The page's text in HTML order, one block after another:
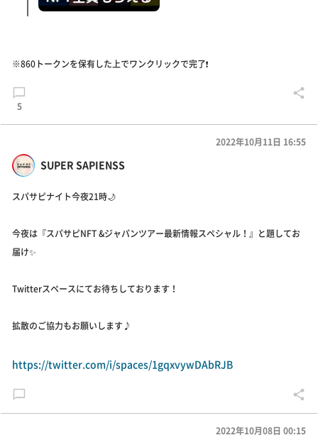
※860トークンを保有した上でワンクリックで完了❗️
5
SUPER SAPIENSS
2022年10月11日 16:55
スパサピナイト今夜21時🌙
今夜は『スパサピNFT &ジャパンツアー最新情報スペシャル！』と題してお
届け✨
Twitterスペースにてお待ちしております！
拡散のご協力もお願いします♪
https://twitter.com/i/spaces/1gqxvywDAbRJB
2022年10月08日 00:15